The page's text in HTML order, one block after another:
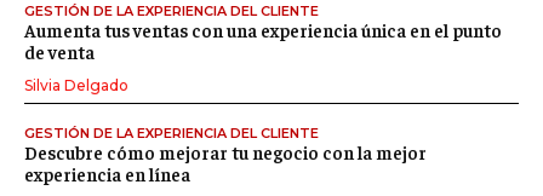
GESTIÓN DE LA EXPERIENCIA DEL CLIENTE
Aumenta tus ventas con una experiencia única en el punto
de venta
Silvia Delgado
GESTIÓN DE LA EXPERIENCIA DEL CLIENTE
Descubre cómo mejorar tu negocio con la mejor
experiencia en línea